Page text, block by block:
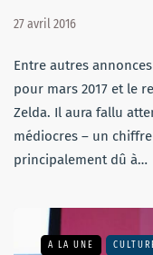
27 avril 2016
Entre autres
pour mars 2017 et le
Zelda. Il aura fallu
médiocres – un chiffre
principalement dû à…
A LA UNE